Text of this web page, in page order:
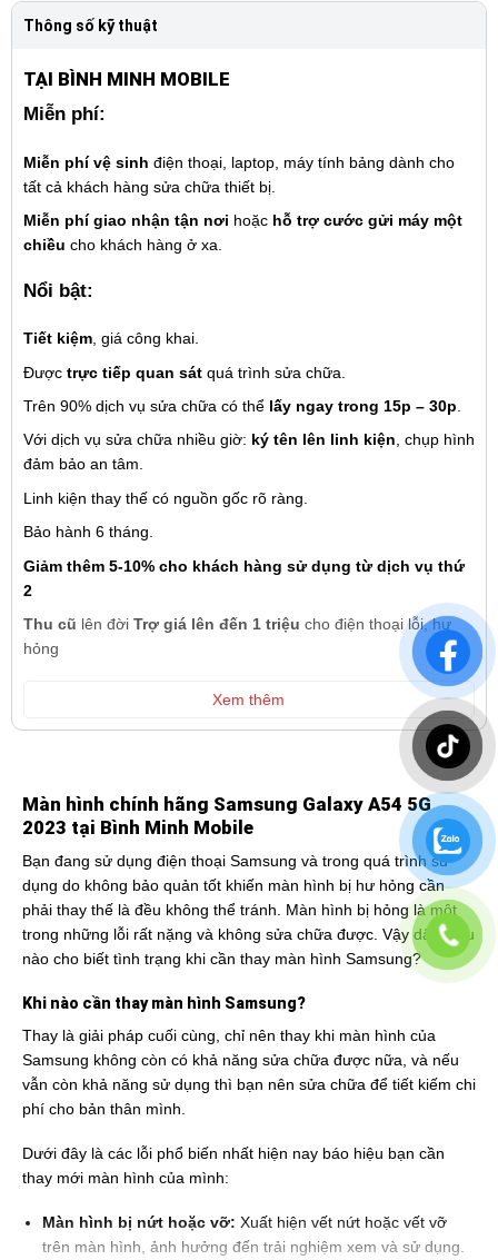
Màn hình chính hãng Samsung Galaxy A54 5G
2023 tại Bình Minh Mobile
Bạn đang sử dụng điện thoại Samsung và trong quá trình sử
dụng do không bảo quản tốt khiến màn hình bị hư hỏng cần
phải thay thế là đều không thể tránh. Màn hình bị hỏng là một
trong những lỗi rất nặng và không sửa chữa được. Vậy dấu hiệu
nào cho biết tình trạng khi cần thay màn hình Samsung?
Khi nào cần thay màn hình Samsung?
Thay là giải pháp cuối cùng, chỉ nên thay khi màn hình của
Samsung không còn có khả năng sửa chữa được nữa, và nếu
vẫn còn khả năng sử dụng thì bạn nên sửa chữa để tiết kiếm chi
phí cho bản thân mình.
Dưới đây là các lỗi phổ biến nhất hiện nay báo hiệu bạn cần
thay mới màn hình của mình:
Màn hình bị nứt hoặc vỡ: Xuất hiện vết nứt hoặc vết vỡ
trên màn hình, ảnh hưởng đến trải nghiệm xem và sử dụng.
Thông số kỹ thuật
TẠI BÌNH MINH MOBILE
Miễn phí:
Miễn phí vệ sinh điện thoại, laptop, máy tính bảng dành cho
tất cả khách hàng sửa chữa thiết bị.
Miễn phí giao nhận tận nơi hoặc hỗ trợ cước gửi máy một
chiều cho khách hàng ở xa.
Nổi bật:
Tiết kiệm, giá công khai.
Được trực tiếp quan sátquá trình sửa chữa.
Trên 90% dịch vụ sửa chữa có thể lấy ngay trong 15p – 30p
Với dịch vụ sửa chữa nhiều giờ: ký tên lên linh kiện, chụp hình
đảm bảo an tâm.
Linh kiện thay thế có nguồn gốc rõ ràng.
Bảo hành 6 tháng.
Giảm thêm 5-10% cho khách hàng sử dụng từ dịch vụ thứ
2
Thu cũ lên đờiTrợ giá lên đến 1 triệu cho điện thoại lỗi, hư
hỏng
Xem thêm